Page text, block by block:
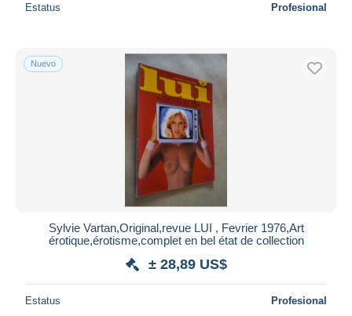
Estatus Profesional
Nuevo
Sylvie Vartan,Original,revue LUI , Fevrier 1976,Art
érotique,érotisme,complet en bel état de collection
± 28,89 US$
Estatus Profesional